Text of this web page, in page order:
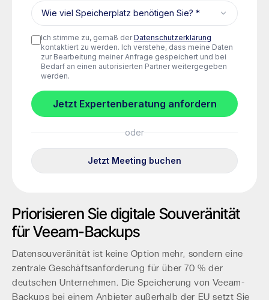
Priorisieren Sie digitale Souveränität
für Veeam-Backups
Datensouveränität ist keine Option mehr, sondern eine
zentrale Geschäftsanforderung für über 70 % der
deutschen Unternehmen. Die Speicherung von Veeam-
Backups bei einem Anbieter außerhalb der EU setzt Sie